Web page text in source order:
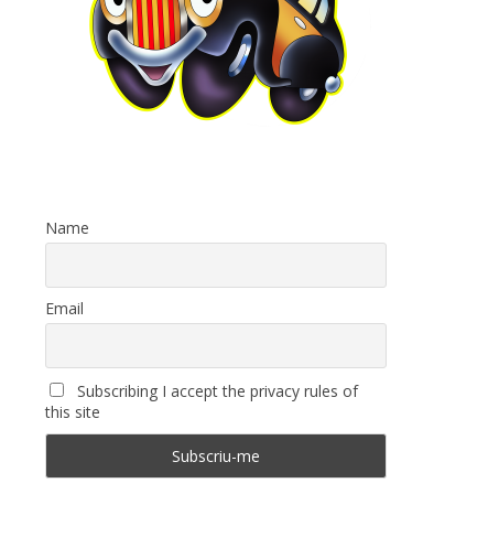
Name
Email
Subscribing I accept the privacy rules of
this site